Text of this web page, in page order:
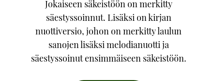
Jokaiseen säkeistöön on merkitty
säestyssoinnut. Lisäksi on kirjan
nuottiversio, johon on merkitty laulun
sanojen lisäksi melodianuotti ja
säestyssoinut ensimmäiseen säkeistöön.